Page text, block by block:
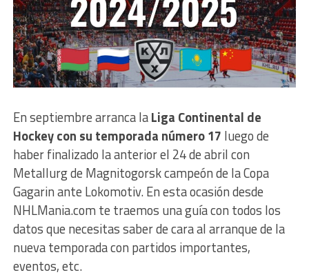
En septiembre arranca laLiga Continental de
Hockey con su temporada número 17 luego de
haber finalizado la anterior el 24 de abril con
Metallurg de Magnitogorsk campeón de la Copa
Gagarin ante Lokomotiv. En esta ocasión desde
NHLMania.com te traemos una guía con todos los
datos que necesitas saber de cara al arranque de la
nueva temporada con partidos importantes,
eventos, etc.